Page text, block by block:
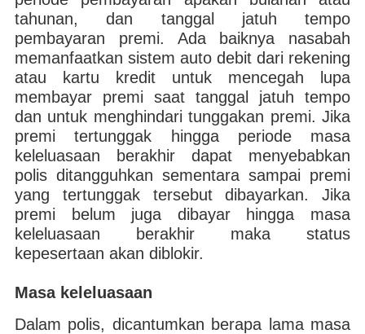
tahunan, dan tanggal jatuh tempo
pembayaran premi. Ada baiknya nasabah
memanfaatkan sistem auto debit dari rekening
atau kartu kredit untuk mencegah lupa
membayar premi saat tanggal jatuh tempo
dan untuk menghindari tunggakan premi. Jika
premi tertunggak hingga periode masa
keleluasaan berakhir dapat menyebabkan
polis ditangguhkan sementara sampai premi
yang tertunggak tersebut dibayarkan. Jika
premi belum juga dibayar hingga masa
keleluasaan berakhir maka status
kepesertaan akan diblokir.
Masa keleluasaan
Dalam polis, dicantumkan berapa lama masa